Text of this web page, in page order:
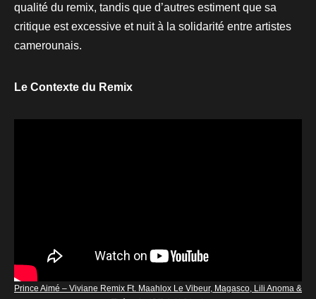
qualité du remix, tandis que d’autres estiment que sa
critique est excessive et nuit à la solidarité entre artistes
camerounais.
Le Contexte du Remix
Prince Aimé – Viviane Remix Ft. Maahlox Le Vibeur, Magasco, Lili Anoma &